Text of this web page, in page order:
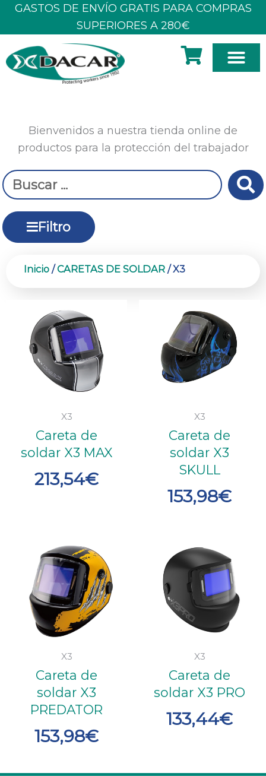
GASTOS DE ENVÍO GRATIS PARA COMPRAS
SUPERIORES A 280€
Bienvenidos a nuestra tienda online de
productos para la protección del trabajador
Filtro
Search
...
Inicio /CARETAS DE SOLDAR / X3
X3
Careta de
soldar X3 MAX
213,54€
X3
Careta de
soldar X3
SKULL
153,98€
X3
Careta de
soldar X3
PREDATOR
153,98€
X3
Careta de
soldar X3 PRO
133,44€